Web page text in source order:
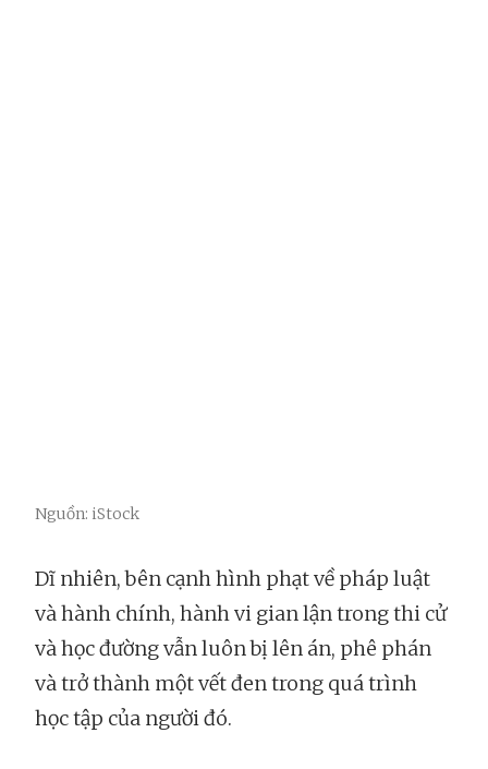
Nguồn: iStock
Dĩ nhiên, bên cạnh hình phạt về pháp luật
và hành chính, hành vi gian lận trong thi cử
và học đường vẫn luôn bị lên án, phê phán
và trở thành một vết đen trong quá trình
học tập của người đó.